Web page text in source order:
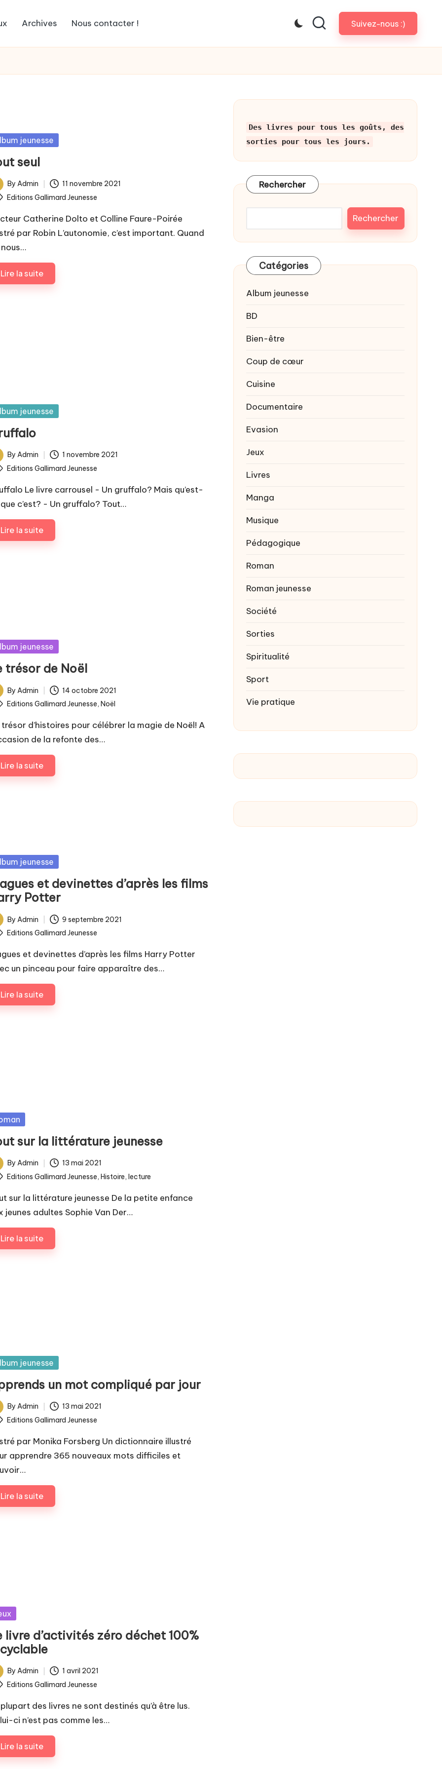
Archives Nous contacter ! Suivez-nous :)
jeunesse
seul
By Admin 11 novembre 2021
Editions Gallimard Jeunesse
Catherine Dolto et Colline Faure-Poirée
par Robin L’autonomie, c’est important. Quand
Lire la suite
jeunesse
By Admin 1 novembre 2021
Editions Gallimard Jeunesse
Le livre carrousel - Un gruffalo? Mais qu’est-
c’est? - Un gruffalo? Tout…
Lire la suite
jeunesse
trésor de Noël
By Admin 14 octobre 2021
Editions Gallimard Jeunesse, Noël
trésor d’histoires pour célébrer la magie de Noël! A
de la refonte des…
Lire la suite
jeunesse
et devinettes d’après les films
Potter
By Admin 9 septembre 2021
Editions Gallimard Jeunesse
et devinettes d’après les films Harry Potter
un pinceau pour faire apparaître des…
Lire la suite
sur la littérature jeunesse
By Admin 13 mai 2021
Editions Gallimard Jeunesse, Histoire, lecture
sur la littérature jeunesse De la petite enfance
jeunes adultes Sophie Van Der…
Lire la suite
jeunesse
un mot compliqué par jour
By Admin 13 mai 2021
Editions Gallimard Jeunesse
par Monika Forsberg Un dictionnaire illustré
apprendre 365 nouveaux mots difficiles et
Lire la suite
livre d’activités zéro déchet 100%
By Admin 1 avril 2021
Editions Gallimard Jeunesse
des livres ne sont destinés qu’à être lus.
ci n’est pas comme les…
Lire la suite
Des livres pour tous les goûts, des
sorties pour tous les jours.
Rechercher
Rechercher
Catégories
Album jeunesse
BD
Bien-être
Coup de cœur
Cuisine
Documentaire
Evasion
Jeux
Livres
Manga
Musique
Pédagogique
Roman
Roman jeunesse
Société
Sorties
Spiritualité
Sport
Vie pratique